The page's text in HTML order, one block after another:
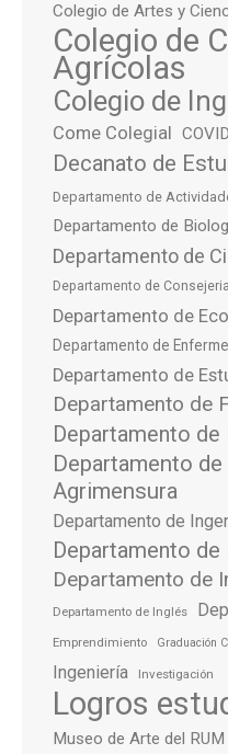
Colegio de Artes y
Colegio de
Agrícolas
Colegio de
Come Colegial
Decanato de
Departamento de
Departamento de
Departamento de
Departamento de
Departamento de
Departamento de
Departamento de
Departamento de
Departamento de
Departamento
Agrimensura
Departamento de
Departamento
Departamento de
Departamento de Inglés
Emprendimiento Graduación
Ingeniería Investigación
Logros
Museo de Arte del RUM